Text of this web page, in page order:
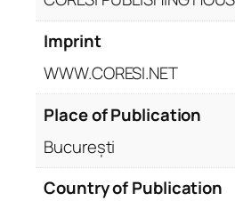
Imprint
WWW.CORESI.NET
Place of Publication
București
Country of Publication